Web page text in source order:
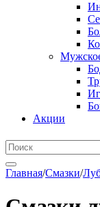
Акции
Главная/Смазки/